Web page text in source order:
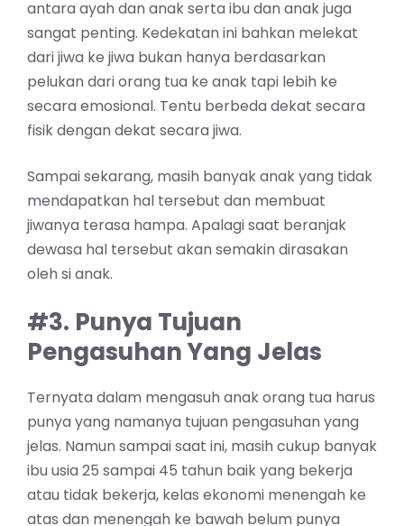
antara ayah dan anak serta ibu dan anak juga
sangat penting. Kedekatan ini bahkan melekat
dari jiwa ke jiwa bukan hanya berdasarkan
pelukan dari orang tua ke anak tapi lebih ke
secara emosional. Tentu berbeda dekat secara
fisik dengan dekat secara jiwa.
Sampai sekarang, masih banyak anak yang tidak
mendapatkan hal tersebut dan membuat
jiwanya terasa hampa. Apalagi saat beranjak
dewasa hal tersebut akan semakin dirasakan
oleh si anak.
#3. Punya Tujuan
Pengasuhan Yang Jelas
Ternyata dalam mengasuh anak orang tua harus
punya yang namanya tujuan pengasuhan yang
jelas. Namun sampai saat ini, masih cukup banyak
ibu usia 25 sampai 45 tahun baik yang bekerja
atau tidak bekerja, kelas ekonomi menengah ke
atas dan menengah ke bawah belum punya